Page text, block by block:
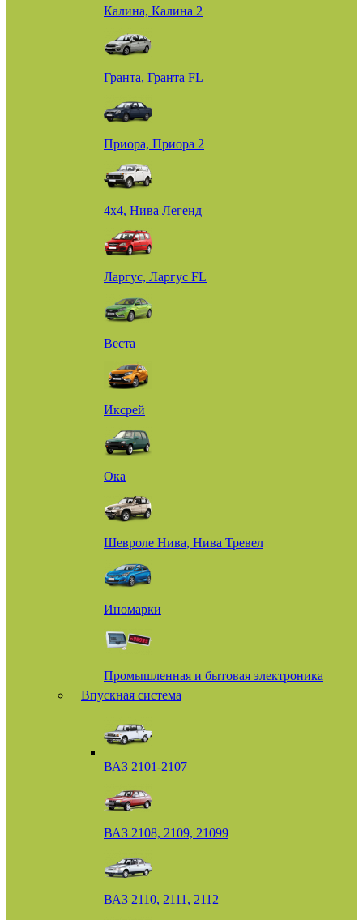
Калина, Калина 2
Гранта, Гранта FL
Приора, Приора 2
4х4, Нива Легенд
Ларгус, Ларгус FL
Веста
Иксрей
Ока
Шевроле Нива, Нива Тревел
Иномарки
Промышленная и бытовая электроника
Впускная система
ВАЗ 2101-2107
ВАЗ 2108, 2109, 21099
ВАЗ 2110, 2111, 2112